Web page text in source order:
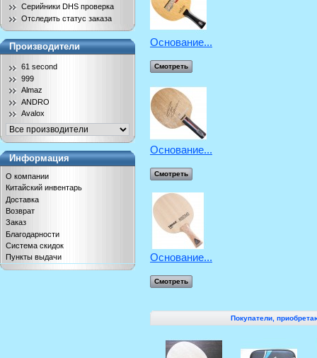
Серийники DHS проверка
Отследить статус заказа
Производители
61 second
999
Almaz
ANDRO
Avalox
Информация
О компании
Китайский инвентарь
Доставка
Возврат
Заказ
Благодарности
Система скидок
Пункты выдачи
Основание...
Смотреть
Основание...
Смотреть
Основание...
Смотреть
Покупатели,